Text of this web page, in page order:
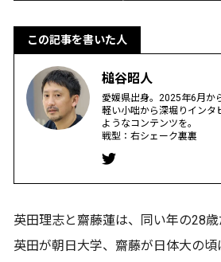
この記事を書いた人
槌谷昭人
愛媛県出身。2025年6月か
軽い小咄から深堀りインタ
ようなコンテンツを。
戦型：右シェーク裏裏
英田理志と齋藤蓮は、同い年の28歳
英田が朝日大学、齋藤が日体大の